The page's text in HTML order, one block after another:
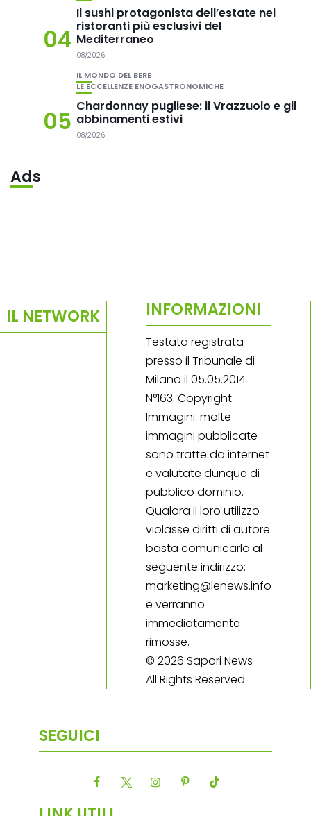
04
Il sushi protagonista dell’estate nei
ristoranti più esclusivi del
Mediterraneo
08/2026
05
IL MONDO DEL BERE
LE ECCELLENZE ENOGASTRONOMICHE
Chardonnay pugliese: il Vrazzuolo e gli
abbinamenti estivi
08/2026
Ads
IL NETWORK INFORMAZIONI
Testata registrata
presso il Tribunale di
Milano il 05.05.2014
N°163. Copyright
Immagini: molte
immagini pubblicate
sono tratte da internet
e valutate dunque di
pubblico dominio.
Qualora il loro utilizzo
violasse diritti di autore
basta comunicarlo al
seguente indirizzo:
marketing@lenews.info
e verranno
immediatamente
rimosse.
© 2026 Sapori News -
All Rights Reserved.
SEGUICI